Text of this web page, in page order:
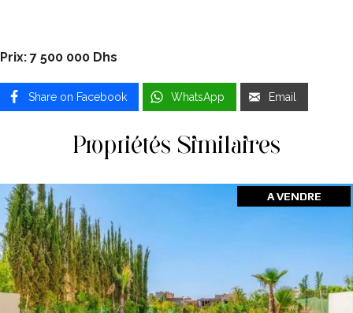
Prix: 7 500 000 Dhs
Share on Facebook WhatsApp Email
Propriétés Similaires
A VENDRE